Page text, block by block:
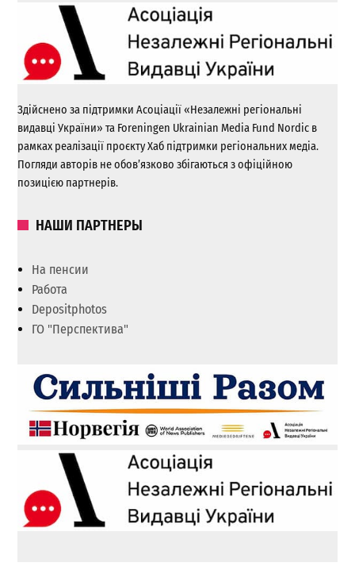
Здійснено за підтримки Асоціації «Незалежні регіональні
видавці України» та Foreningen Ukrainian Media Fund Nordic в
рамках реалізації проєкту Хаб підтримки регіональних медіа.
Погляди авторів не обов’язково збігаються з офіційною
позицією партнерів.
НАШИ ПАРТНЕРЫ
На пенсии
Работа
Depositphotos
ГО "Перспектива"